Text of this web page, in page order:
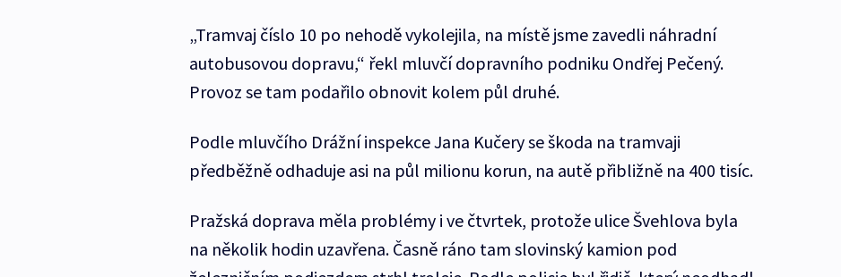
„Tramvaj číslo 10 po nehodě vykolejila, na místě jsme zavedli náhradní
autobusovou dopravu,“ řekl mluvčí dopravního podniku Ondřej Pečený.
Provoz se tam podařilo obnovit kolem půl druhé.
Podle mluvčího Drážní inspekce Jana Kučery se škoda na tramvaji
předběžně odhaduje asi na půl milionu korun, na autě přibližně na 400 tisíc.
Pražská doprava měla problémy i ve čtvrtek, protože ulice Švehlova byla
na několik hodin uzavřena. Časně ráno tam slovinský kamion pod